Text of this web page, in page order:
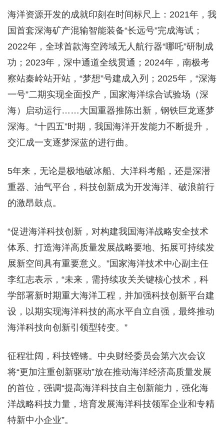
海洋资源开发的成就印刻在时间标尺上：2021年，我
国首套深海矿产混输智能装备“长远号”完成海试；
2022年，全球首款海空跨域无人航行器“哪吒”研制成
功；2023年，深中通道全线贯通；2024年，南极考
察站秦岭站开站，“梦想”号建成入列；2025年，“深海
一号”二期实现全面投产，国家海洋综合试验场（深
海）启动运行……大国重器推陈出新，钢铁巨龙逐梦
深海。“十四五”时期，我国海洋开发能力不断提升，
交汇成一支逐梦深蓝的进行曲。
5年来，无论是极地破冰船、大洋科考船，还是深潜
重器、油气平台，科技创新成为开发海洋、破浪前行
的激昂鼓点。
“促进海洋科技创新，对构建我国海洋战略安全技术
体系、打造海洋高质量发展战略要地、拓展可持续发
展新空间具有重要意义。”国家海洋技术中心副主任
李红志表示，“未来，需持续攻关关键核心技术，科
学部署新时期重大海洋工程，并加强科技创新平台建
设，以期实现海洋科技的高水平自立自强，最终推动
海洋科技向创新引领型转变。”
征程壮阔，科技铿锵。中央财经委员会第六次会议
将“更加注重创新驱动”放在推动海洋经济高质量发展
的首位，强调“提高海洋科技自主创新能力，强化海
洋战略科技力量，培育发展海洋科技领军企业和专精
特新中小企业”。